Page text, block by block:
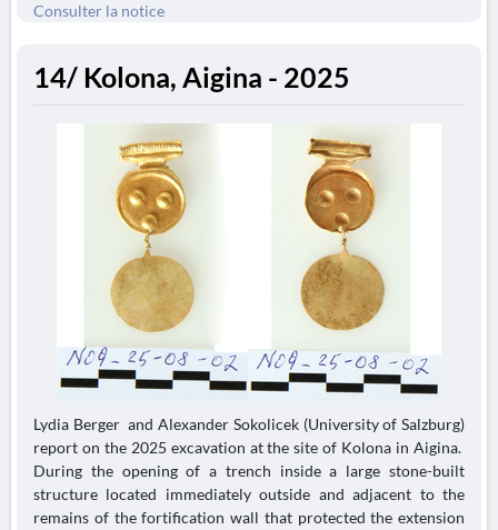
Consulter la notice
14/ Kolona, Aigina - 2025
Lydia Berger and Alexander Sokolicek (University of Salzburg)
report on the 2025 excavation at the site of Kolona in Aigina.
During the opening of a trench inside a large stone-built
structure located immediately outside and adjacent to the
remains of the fortification wall that protected the extension